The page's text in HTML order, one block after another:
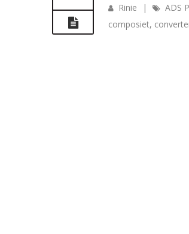
Rinie | ADS
composiet,